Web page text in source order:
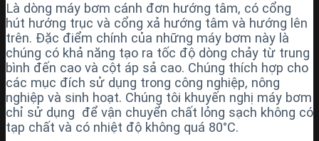
Là dòng máy bơm cánh đơn hướng tâm, có cổng
hút hướng trục và cổng xả hướng tâm và hướng lên
trên. Đặc điểm chính của những máy bơm này là
chúng có khả năng tạo ra tốc độ dòng chảy từ trung
bình đến cao và cột áp sả cao. Chúng thích hợp cho
các mục đích sử dụng trong công nghiệp, nông
nghiệp và sinh hoạt. Chúng tôi khuyến nghị máy bơm
chỉ sử dụng để vận chuyển chất lỏng sạch không có
tạp chất và có nhiệt độ không quá 80°C.